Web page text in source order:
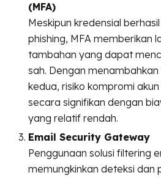
(MFA)
Meskipun kredensial
phishing, MFA memberikan
tambahan yang dapat
sah. Dengan
kedua, risiko kompromi
secara signifikan dengan
yang relatif rendah.
Email Security Gateway
Penggunaan solusi filtering
memungkinkan deteksi dan